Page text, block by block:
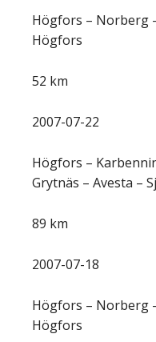
Högfors – Norberg
Högfors
52 km
2007-07-22
Högfors –
Grytnäs – Avesta –
89 km
2007-07-18
Högfors – Norberg
Högfors